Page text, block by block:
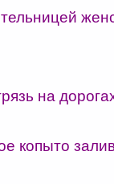
на
копыто